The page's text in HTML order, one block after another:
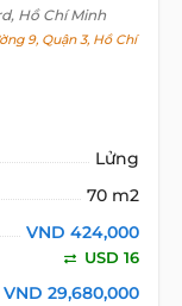
Hồ Chí Minh
9, Quận 3, Hồ Chí
Lửng
70 m2
VND 424,000
USD 16
VND 29,680,000